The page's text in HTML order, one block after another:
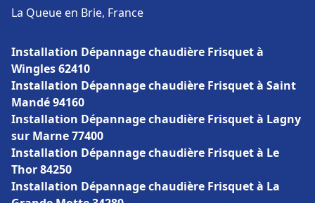
La Queue en Brie, France
Installation Dépannage chaudière Frisquet à
Wingles 62410
Installation Dépannage chaudière Frisquet à Saint
Mandé 94160
Installation Dépannage chaudière Frisquet à Lagny
sur Marne 77400
Installation Dépannage chaudière Frisquet à Le
Thor 84250
Installation Dépannage chaudière Frisquet à La